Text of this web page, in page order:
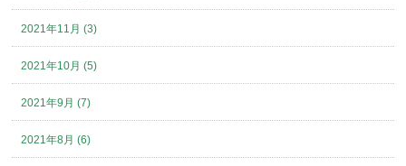
2021年11月 (3)
2021年10月 (5)
2021年9月 (7)
2021年8月 (6)